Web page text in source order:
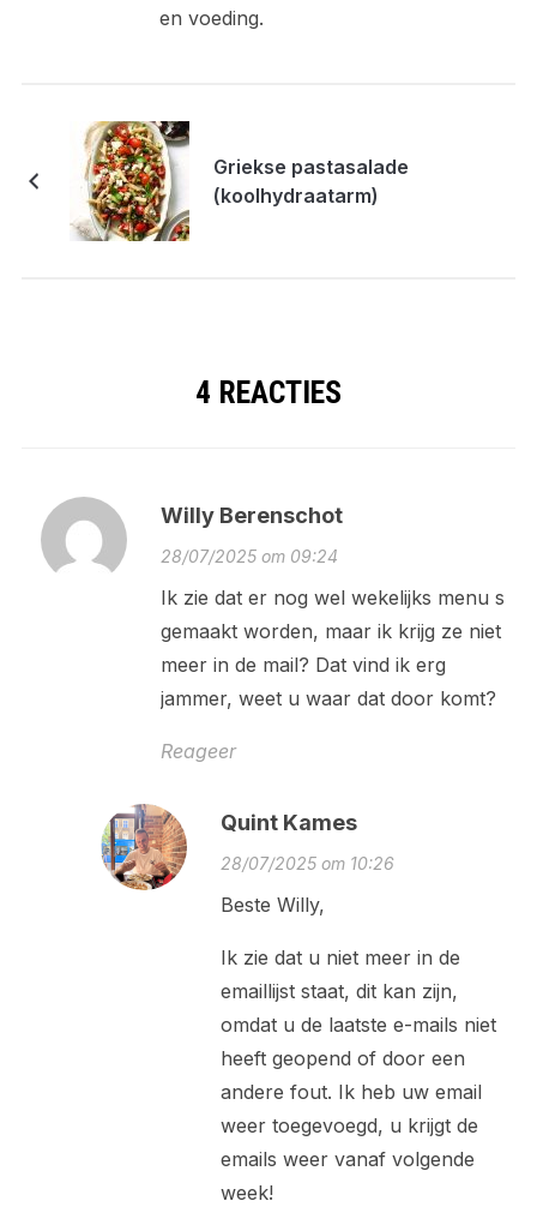
en voeding.
Griekse pastasalade
(koolhydraatarm)
4 REACTIES
Willy Berenschot
28/07/2025 om 09:24
Ik zie dat er nog wel wekelijks menu s
gemaakt worden, maar ik krijg ze niet
meer in de mail? Dat vind ik erg
jammer, weet u waar dat door komt?
Reageer
Quint Kames
28/07/2025 om 10:26
Beste Willy,
Ik zie dat u niet meer in de
emaillijst staat, dit kan zijn,
omdat u de laatste e-mails niet
heeft geopend of door een
andere fout. Ik heb uw email
weer toegevoegd, u krijgt de
emails weer vanaf volgende
week!